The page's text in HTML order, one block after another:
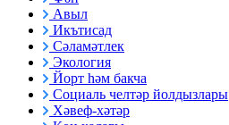
Авыл
Икътисад
Сәламәтлек
Экология
Йорт һәм бакча
Социаль челтәр йолдызлары
Хәвеф-хәтәр